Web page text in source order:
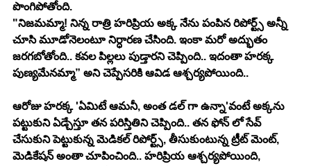
పొంగిపోతోంది.
"నిజమమ్మా! నిన్న రాత్రి హరిప్రియ అక్క నేను పంపిన రిపోర్ట్స్ అన్నీ
చూసి మూడోనెలంటూ నిర్ధారణ చేసింది. ఇంకా మరో అద్భుతం
జరగబోతోంది.. కవల పిల్లలు పుడ్తారని చెప్పింది.. ఇదంతా హరక్క
పుణ్యమేనమ్మా” అని చెప్పేసరికి ఆవిడ ఆశ్చర్యపోయింది..
ఆరోజు హరక్క 'ఏమిటే ఆమనీ, అంత డల్ గా ఉన్నా'వంటే అక్కను
పట్టుకుని ఏడ్చేస్తూ తన పరిస్తితిని చెప్పింది.. తన ఫోన్ లో సేవ్
చేసుకుని పెట్టుకున్న మెడికల్ రిపోర్ట్స్, తీసుకుంటున్న ట్రీట్ మెంట్,
మెడికేషన్ అంతా చూపించింది.. హరిప్రియ ఆశ్చర్యపోయింది,